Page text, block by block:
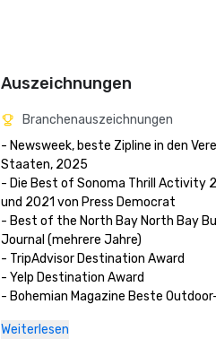
Auszeichnungen
Branchenauszeichnungen
- Newsweek, beste Zipline in den
Staaten, 2025
- Die Best of Sonoma Thrill Activity
und 2021 von Press Democrat
- Best of the North Bay North Bay
Journal (mehrere Jahre)
- TripAdvisor Destination Award
- Yelp Destination Award
- Bohemian Magazine Beste
Weiterlesen